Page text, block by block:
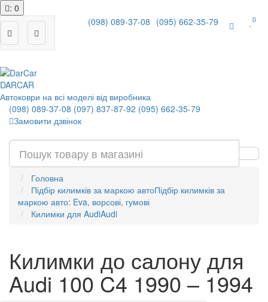
: 0
(098) 089-37-08 (095) 662-35-79 0
DARCAR
Автоковри на всі моделі від виробника
(098) 089-37-08 (097) 837-87-92 (095) 662-35-79
Замовити дзвінок
Головна
Підбір килимків за маркою автоПідбір килимків за
маркою авто: Eva, ворсові, гумові
Килимки для AudiAudi
Килимки до салону для
Audi 100 C4 1990 – 1994